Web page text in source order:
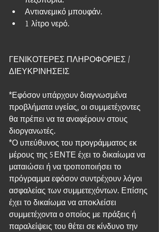
Αντιανεμικό μπουφάν.
1 λίτρο νερό.
ΓΕΝΙΚΟΤΕΡΕΣ ΠΛΗΡΟΦΟΡΙΕΣ /
ΔΙΕΥΚΡΙΝΗΣΕΙΣ
*Εφόσον υπάρχουν διαγνωσμένα
προβλήματα υγείας, οι συμμετέχοντες
θα πρέπει να τα αναφέρουν στους
διοργανωτές.
*Ο υπεύθυνος του προγράμματος εκ
μέρους της 5ΕΝΤΕ έχει το δικαίωμα να
ματαιώσει ή να τροποποιήσει το
πρόγραμμα εφόσον συντρέχουν λόγοι
ασφαλείας των συμμετεχόντων. Επίσης
έχει το δικαίωμα να αποκλείσει
συμμετέχοντα ο οποίος με πράξεις ή
παραλείψεις του θέτει σε κίνδυνο την